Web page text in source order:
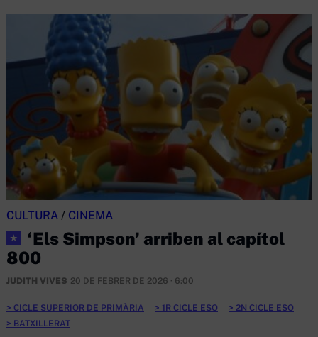
CULTURA / CINEMA
★
‘Els Simpson’ arriben al capítol
800
JUDITH VIVES 20 DE FEBRER DE 2026 · 6:00
CICLE SUPERIOR DE PRIMÀRIA 1R CICLE ESO
2N CICLE ESO
BATXILLERAT